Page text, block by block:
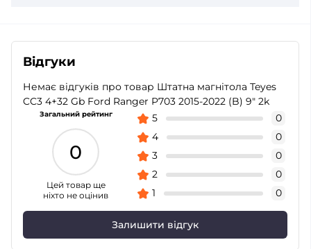
Відгуки
Немає відгуків про товар Штатна магнітола Teyes
CC3 4+32 Gb Ford Ranger P703 2015-2022 (B) 9" 2k
Загальний рейтинг
0
Цей товар ще
ніхто не оцінив
5
0
4
0
3
0
2
0
1
0
Залишити відгук